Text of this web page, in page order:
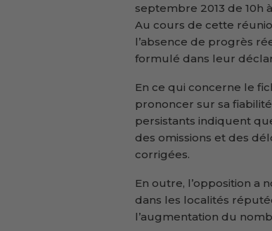
septembre 2013 de 10h
Au cours de cette
l’absence de progrès
formulé dans leur
En ce qui concerne le
prononcer sur sa
persistants indiquent
des omissions et des
corrigées.
En outre, l’opposition a
dans les localités
l’augmentation du